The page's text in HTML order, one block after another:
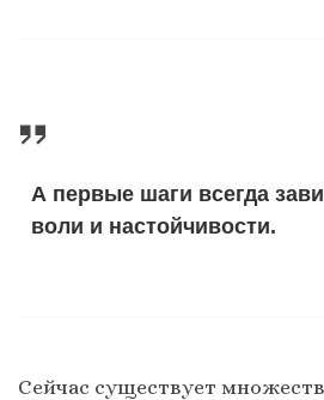
А первые шаги всегда
воли и настойчивости.
Сейчас существует